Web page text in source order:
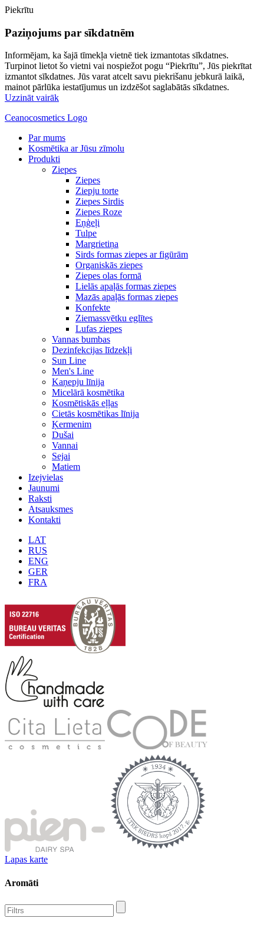
Piekrītu
Paziņojums par sīkdatnēm
Informējam, ka šajā tīmekļa vietnē tiek izmantotas sīkdatnes.
Turpinot lietot šo vietni vai nospiežot pogu “Piekrītu”, Jūs piekrītat
izmantot sīkdatnes. Jūs varat atcelt savu piekrišanu jebkurā laikā,
mainot pārlūka iestatījumus un izdzēšot saglabātās sīkdatnes.
Uzzināt vairāk
Ceanocosmetics Logo
Par mums
Kosmētika ar Jūsu zīmolu
Produkti
Ziepes
Ziepes
Ziepju torte
Ziepes Sirdis
Ziepes Roze
Eņģeļi
Tulpe
Margrietiņa
Sirds formas ziepes ar figūrām
Organiskās ziepes
Ziepes olas formā
Lielās apaļās formas ziepes
Mazās apaļās formas ziepes
Konfekte
Ziemassvētku eglītes
Lufas ziepes
Vannas bumbas
Dezinfekcijas līdzekļi
Sun Line
Men's Line
Kaņepju līnija
Micelārā kosmētika
Kosmētiskās eļļas
Cietās kosmētikas līnija
Ķermenim
Dušai
Vannai
Sejai
Matiem
Izejvielas
Jaunumi
Raksti
Atsauksmes
Kontakti
LAT
RUS
ENG
GER
FRA
Lapas karte
Aromāti